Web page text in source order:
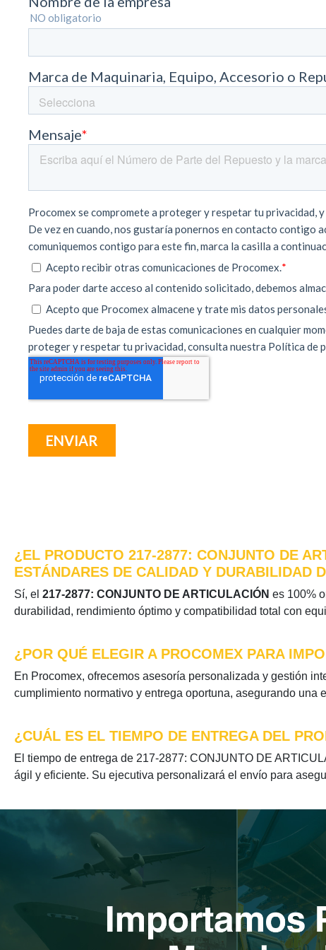
¿EL PRODUCTO 217-2877: CONJUNTO DE
ESTÁNDARES DE CALIDAD Y DURABILIDAD
Sí, el 217-2877: CONJUNTO DE ARTICULACIÓN es 100%
durabilidad, rendimiento óptimo y compatibilidad total con
¿POR QUÉ ELEGIR A PROCOMEX PARA
En Procomex, ofrecemos asesoría personalizada y gestión
cumplimiento normativo y entrega oportuna, asegurando
¿CUÁL ES EL TIEMPO DE ENTREGA DEL
El tiempo de entrega de 217-2877: CONJUNTO DE
ágil y eficiente. Su ejecutiva personalizará el envío para